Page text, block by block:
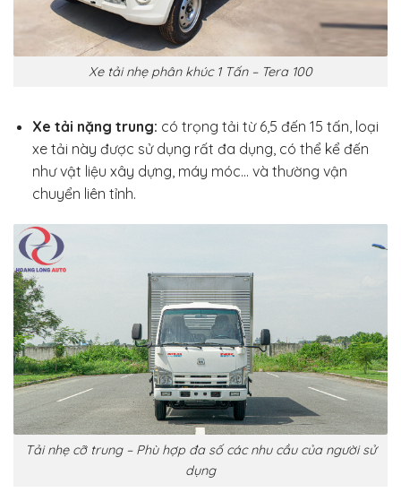
Xe tải nhẹ phân khúc 1 Tấn – Tera 100
Xe tải nặng trung: có trọng tải từ 6,5 đến 15 tấn, loại
xe tải này được sử dụng rất đa dụng, có thể kể đến
như vật liệu xây dựng, máy móc… và thường vận
chuyển liên tỉnh.
Tải nhẹ cỡ trung – Phù hợp đa số các nhu cầu của người sử
dụng